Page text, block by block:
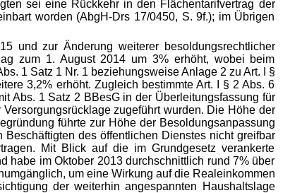
sei eine Rückkehr in den Flächentarifvertrag der
worden (AbgH-Drs 17/0450, S. 9f.); im Übrigen
und zur Änderung weiterer besoldungsrechtlicher
zum 1. August 2014 um 3% erhöht, wobei beim
1 Satz 1 Nr. 1 beziehungsweise Anlage 2 zu Art. I §
3,2% erhöht. Zugleich bestimmte Art. I § 2 Abs. 6
Abs. 1 Satz 2 BBesG in der Überleitungsfassung für
zugeführt wurden. Die Höhe der
führte zur Höhe der Besoldungsanpassung
des öffentlichen Dienstes nicht greifbar
Mit Blick auf die im Grundgesetz verankerte
habe im Oktober 2013 durchschnittlich rund 7% über
um eine Wirkung auf die Realeinkommen
der weiterhin angespannten Haushaltslage